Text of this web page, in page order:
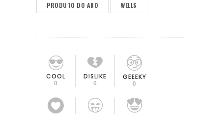
PRODUTO DO ANO WELLS
COOL
0
DISLIKE
0
GEEEKY
0